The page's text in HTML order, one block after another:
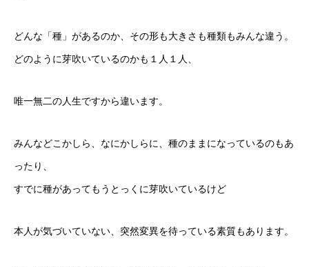
どんな「種」があるのか、その形も大きさも種類もみんな違う。
どのように芽吹いているのかも１人１人、
唯一無二の人生ですから違います。
みんなどこかしら、なにかしらに、種のままになっているのもあ
ったり、
すでに種があってもうとっくに芽吹いているけど
本人が気づいていない、突然変異を待っている素質もあります。